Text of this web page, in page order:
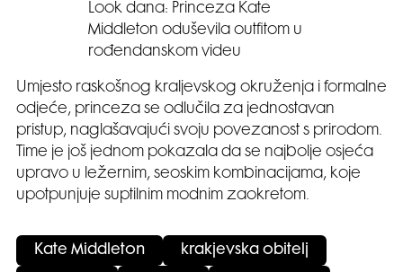
Look dana: Princeza Kate
Middleton oduševila outfitom u
rođendanskom videu
Umjesto raskošnog kraljevskog okruženja i formalne
odjeće, princeza se odlučila za jednostavan
pristup, naglašavajući svoju povezanost s prirodom.
Time je još jednom pokazala da se najbolje osjeća
upravo u ležernim, seoskim kombinacijama, koje
upotpunjuje suptilnim modnim zaokretom.
Kate Middleton krakjevska obitelj